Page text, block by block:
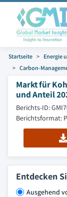
Startseite Energie
Carbon-
Markt für
und Anteil
Berichts-ID:
Berichtsformat:
Entdecken
Ausgehend